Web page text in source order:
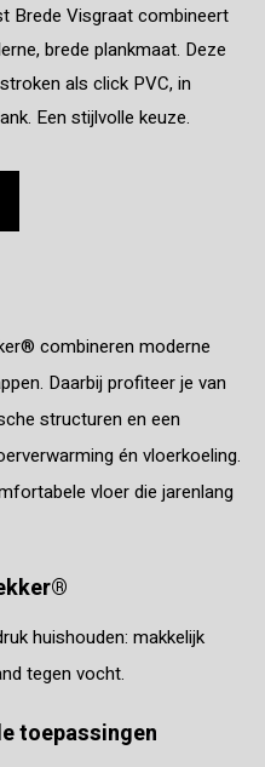
Brede Visgraat combineert
brede plankmaat. Deze
als click PVC, in
Een stijlvolle keuze.
combineren moderne
Daarbij profiteer je van
structuren en een
én vloerkoeling.
vloer die jarenlang
huishouden: makkelijk
tegen vocht.
toepassingen